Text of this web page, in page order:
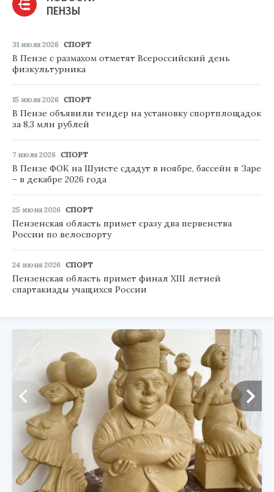
ПЕНЗЫ
31 июля 2026 СПОРТ
В Пензе с размахом отметят Всероссийский день
физкультурника
15 июля 2026 СПОРТ
В Пензе объявили тендер на установку спортплощадок
за 8,3 млн рублей
7 июля 2026 СПОРТ
В Пензе ФОК на Шуисте сдадут в ноябре, бассейн в Заре
– в декабре 2026 года
25 июня 2026 СПОРТ
Пензенская область примет сразу два первенства
России по велоспорту
24 июня 2026 СПОРТ
Пензенская область примет финал XIII летней
спартакиады учащихся России